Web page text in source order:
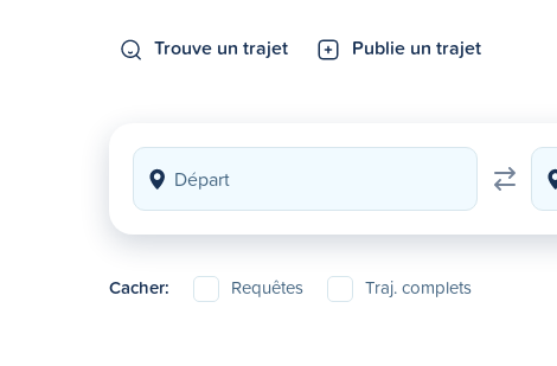
Trouve un trajet Publie un trajet
Cacher: Requêtes Traj. complets